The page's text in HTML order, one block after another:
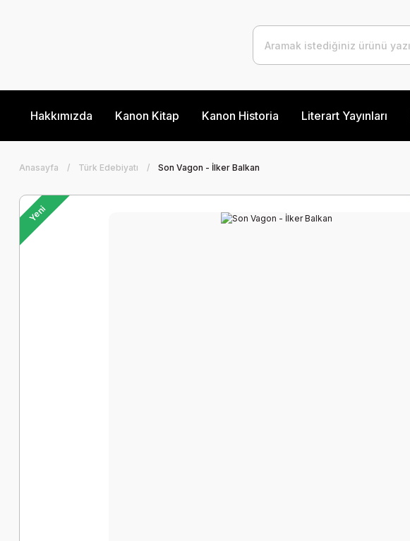
Hakkımızda Kanon Kitap Kanon Historia Literart Yayınları
Anasayfa Türk Edebiyatı Son Vagon - İlker Balkan
Yeni